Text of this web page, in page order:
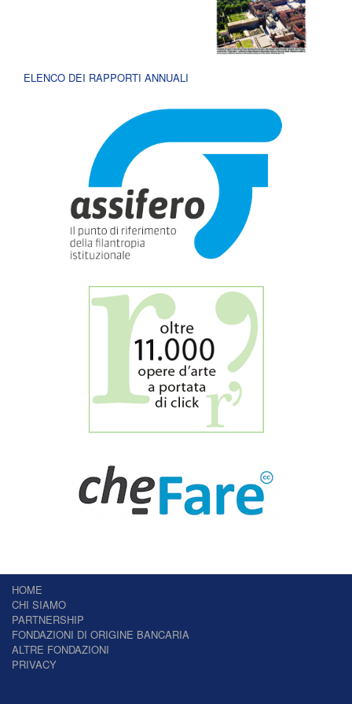
ELENCO DEI RAPPORTI ANNUALI
HOME
CHI SIAMO
PARTNERSHIP
FONDAZIONI DI ORIGINE BANCARIA
ALTRE FONDAZIONI
PRIVACY